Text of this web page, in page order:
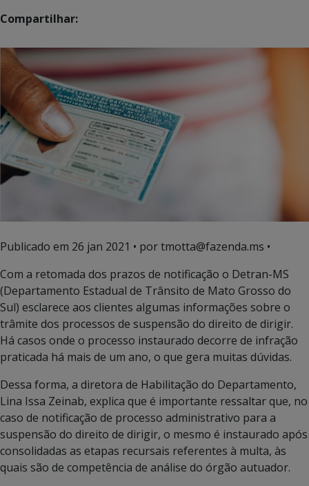
Compartilhar:
Publicado em 26 jan 2021 • por tmotta@fazenda.ms •
Com a retomada dos prazos de notificação o Detran-MS
(Departamento Estadual de Trânsito de Mato Grosso do
Sul) esclarece aos clientes algumas informações sobre o
trâmite dos processos de suspensão do direito de dirigir.
Há casos onde o processo instaurado decorre de infração
praticada há mais de um ano, o que gera muitas dúvidas.
Dessa forma, a diretora de Habilitação do Departamento,
Lina Issa Zeinab, explica que é importante ressaltar que, no
caso de notificação de processo administrativo para a
suspensão do direito de dirigir, o mesmo é instaurado após
consolidadas as etapas recursais referentes à multa, às
quais são de competência de análise do órgão autuador.